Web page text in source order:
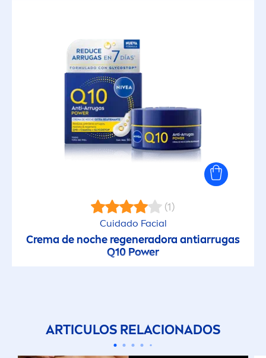
(1)
Cuidado Facial
Crema de noche regeneradora antiarrugas
Q10 Power
ARTICULOS RELACIONADOS